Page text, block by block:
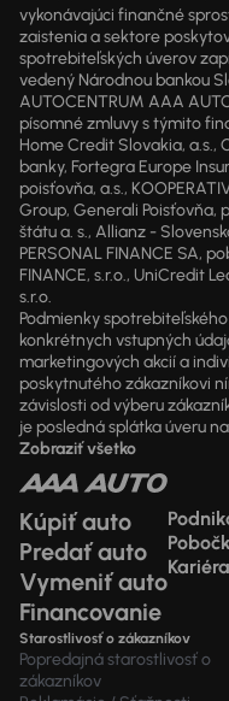
vykonávajúci finančné
zaistenia a sektore
spotrebiteľských úverov
vedený Národnou bankou
AUTOCENTRUM AAA
písomné zmluvy s týmito
Home Credit Slovakia, a.s.,
banky, Fortegra Europe
poisťovňa, a.s.,
Group, Generali Poisťovňa,
štátu a. s., Allianz -
PERSONAL FINANCE SA,
FINANCE, s.r.o., UniCredit
s.r.o.
Podmienky
konkrétnych vstupných
marketingových akcií a
poskytnutého zákazníkovi
závislosti od výberu
je posledná splátka úveru
Zobraziť všetko
Kúpiť auto
Predať auto
Vymeniť auto
Financovanie
Kariéra
Starostlivosť o zákazníkov
Popredajná starostlivosť o
zákazníkov